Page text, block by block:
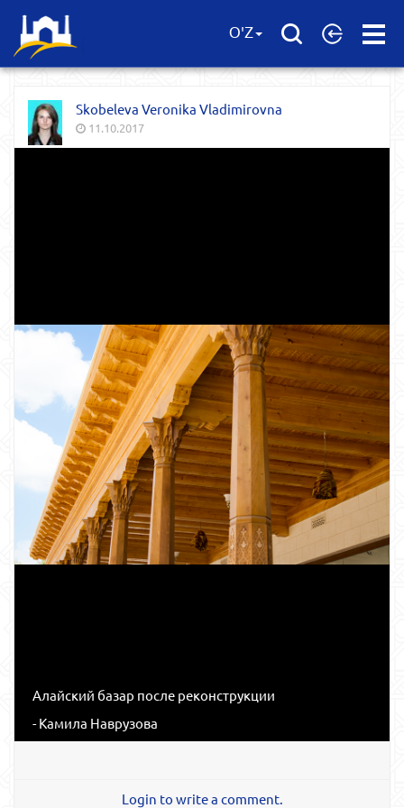
Open
O'Z
Skobeleva Veronika Vladimirovna
11.10.2017
Алайский базар после реконструкции
- Камила Наврузова
Login to write a comment.